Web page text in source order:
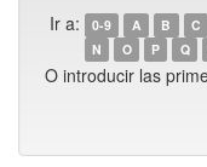
Ir a: 0-9 A B C
N
O P Q
O introducir las